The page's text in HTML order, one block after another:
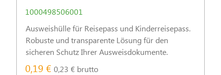
1000498506001
Ausweishülle für Reisepass und Kinderreisepass.
Robuste und transparente Lösung für den
sicheren Schutz Ihrer Ausweisdokumente.
0,19 € 0,23 € brutto